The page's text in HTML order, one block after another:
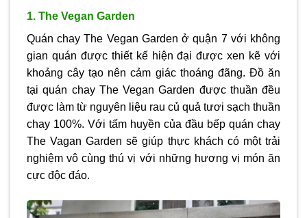
1. The Vegan Garden
Quán chay The Vegan Garden ở quận 7 với không
gian quán được thiết kế hiện đại được xen kẽ với
khoảng cây tạo nên cảm giác thoáng đãng. Đồ ăn
tại quán chay The Vegan Garden được thuần đều
được làm từ nguyên liệu rau củ quả tươi sạch thuần
chay 100%. Với tấm huyền của đầu bếp quán chay
The Vagan Garden sẽ giúp thực khách có một trải
nghiệm vô cùng thú vị với những hương vị món ăn
cực độc đáo.